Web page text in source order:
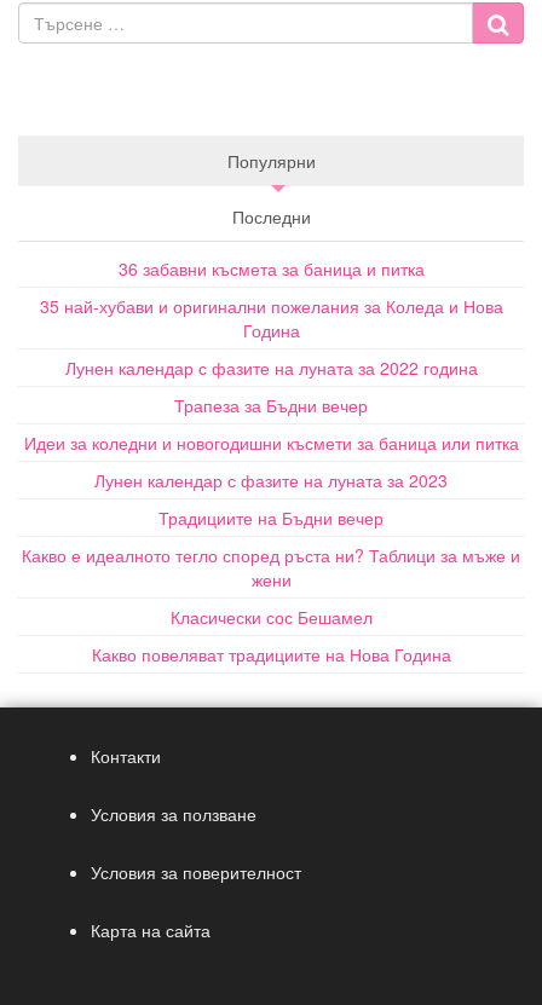
Популярни
Последни
36 забавни късмета за баница и питка
35 най-хубави и оригинални пожелания за Коледа и Нова
Година
Лунен календар с фазите на луната за 2022 година
Трапеза за Бъдни вечер
Идеи за коледни и новогодишни късмети за баница или питка
Лунен календар с фазите на луната за 2023
Традициите на Бъдни вечер
Какво е идеалното тегло според ръста ни? Таблици за мъже и
жени
Класически сос Бешамел
Какво повеляват традициите на Нова Година
Контакти
Условия за ползване
Условия за поверителност
Карта на сайта